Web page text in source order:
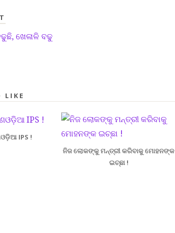
ଖେଳାଳି ବଢୁ
LIKE
IPS !
ନିଜ ଲୋକଙ୍କୁ ମନ୍ତ୍ରୀ କରିବାକୁ ମୋହନଙ୍କ
ଇଚ୍ଛା !